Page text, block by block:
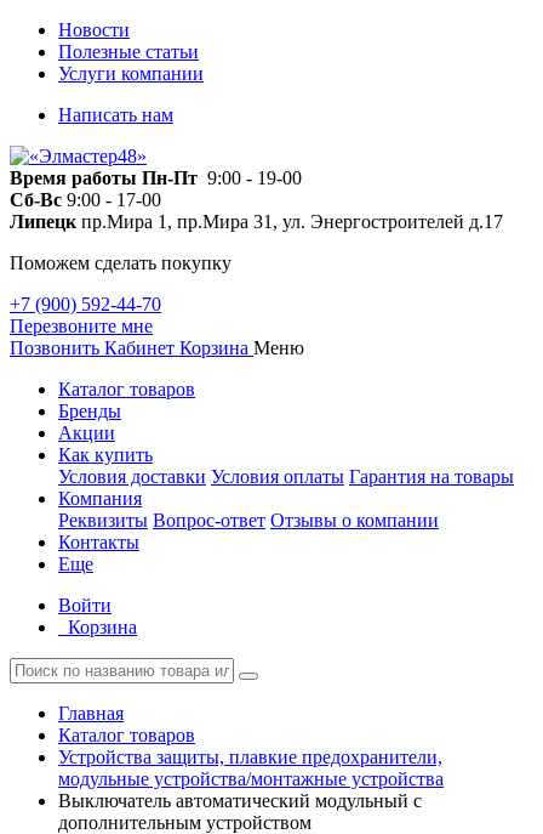
Новости
Полезные статьи
Услуги компании
Написать нам
Время работы Пн-Пт 9:00 - 19-00
Сб-Вс 9:00 - 17-00
Липецк пр.Мира 1, пр.Мира 31, ул. Энергостроителей д.17
Поможем сделать покупку
+7 (900) 592-44-70
Перезвоните мне
Позвонить Кабинет Корзина Меню
Каталог товаров
Бренды
Акции
Как купить
Условия доставки Условия оплаты Гарантия на товары
Компания
Реквизиты Вопрос-ответ Отзывы о компании
Контакты
Еще
Войти
Корзина
Главная
Каталог товаров
Устройства защиты, плавкие предохранители,
модульные устройства/монтажные устройства
Выключатель автоматический модульный с
дополнительным устройством